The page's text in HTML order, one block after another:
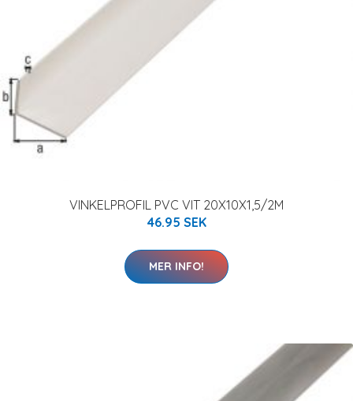
VINKELPROFIL PVC VIT 20X10X1,5/2M
46.95 SEK
MER INFO!